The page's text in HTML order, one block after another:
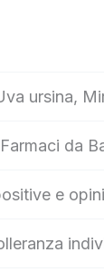
ursina,
da
e